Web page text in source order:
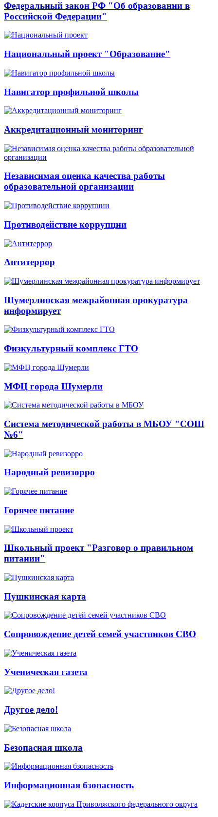
Федеральный закон РФ "Об образовании в
Российской Федерации"
Национальный проект "Образование"
Навигатор профильной школы
Аккредитационный мониторинг
Независимая оценка качества работы
образовательной организации
Противодействие коррупции
Антитеррор
Шумерлинская межрайонная прокуратура
информирует
Физкультурный комплекс ГТО
МФЦ города Шумерли
Система методической работы в МБОУ "СОШ
№6"
Народный ревизорро
Горячее питание
Школьный проект "Разговор о правильном
питании"
Пушкинская карта
Сопровождение детей семей участников СВО
Ученическая газета
Другое дело!
Безопасная школа
Информационная бзопасность